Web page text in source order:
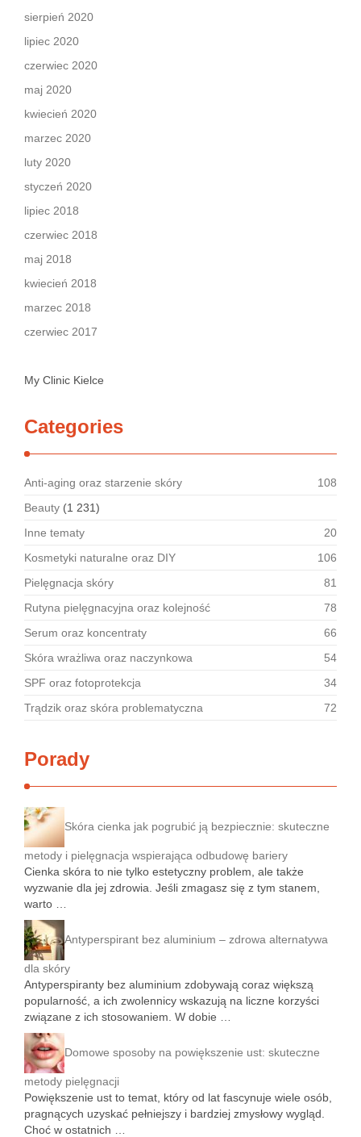
sierpień 2020
lipiec 2020
czerwiec 2020
maj 2020
kwiecień 2020
marzec 2020
luty 2020
styczeń 2020
lipiec 2018
czerwiec 2018
maj 2018
kwiecień 2018
marzec 2018
czerwiec 2017
My Clinic Kielce
Categories
Anti-aging oraz starzenie skóry
108
Beauty (1 231)
Inne tematy
20
Kosmetyki naturalne oraz DIY
106
Pielęgnacja skóry
81
Rutyna pielęgnacyjna oraz kolejność
78
Serum oraz koncentraty
66
Skóra wrażliwa oraz naczynkowa
54
SPF oraz fotoprotekcja
34
Trądzik oraz skóra problematyczna
72
Porady
Skóra cienka jak pogrubić ją bezpiecznie: skuteczne
metody i pielęgnacja wspierająca odbudowę bariery
Cienka skóra to nie tylko estetyczny problem, ale także
wyzwanie dla jej zdrowia. Jeśli zmagasz się z tym stanem,
warto …
Antyperspirant bez aluminium – zdrowa alternatywa
dla skóry
Antyperspiranty bez aluminium zdobywają coraz większą
popularność, a ich zwolennicy wskazują na liczne korzyści
związane z ich stosowaniem. W dobie …
Domowe sposoby na powiększenie ust: skuteczne
metody pielęgnacji
Powiększenie ust to temat, który od lat fascynuje wiele osób,
pragnących uzyskać pełniejszy i bardziej zmysłowy wygląd.
Choć w ostatnich …